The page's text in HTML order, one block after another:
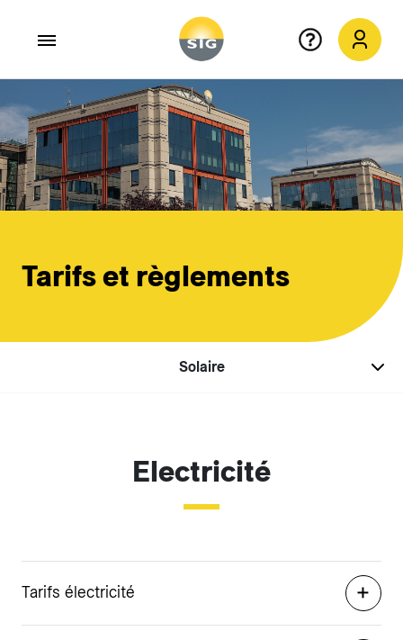
Aller au contenu principal
Tarifs et règlements
Solaire
Electricité
Tarifs électricité